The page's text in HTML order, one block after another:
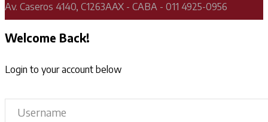
Av. Caseros 4140, C1263AAX - CABA - 011 4925-0956
Welcome Back!
Login to your account below